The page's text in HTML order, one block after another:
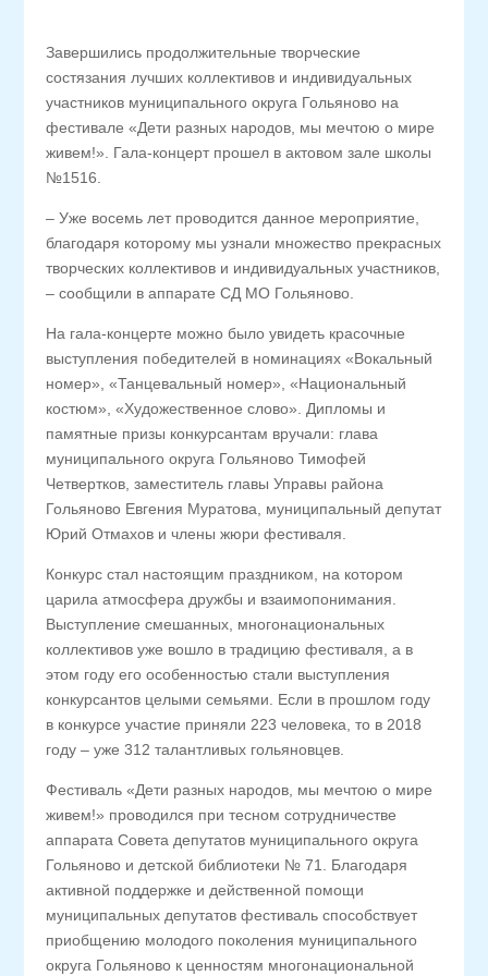
Завершились продолжительные творческие
состязания лучших коллективов и индивидуальных
участников муниципального округа Гольяново на
фестивале «Дети разных народов, мы мечтою о мире
живем!». Гала-концерт прошел в актовом зале школы
№1516.
– Уже восемь лет проводится данное мероприятие,
благодаря которому мы узнали множество прекрасных
творческих коллективов и индивидуальных участников,
– сообщили в аппарате СД МО Гольяново.
На гала-концерте можно было увидеть красочные
выступления победителей в номинациях «Вокальный
номер», «Танцевальный номер», «Национальный
костюм», «Художественное слово». Дипломы и
памятные призы конкурсантам вручали: глава
муниципального округа Гольяново Тимофей
Четвертков, заместитель главы Управы района
Гольяново Евгения Муратова, муниципальный депутат
Юрий Отмахов и члены жюри фестиваля.
Конкурс стал настоящим праздником, на котором
царила атмосфера дружбы и взаимопонимания.
Выступление смешанных, многонациональных
коллективов уже вошло в традицию фестиваля, а в
этом году его особенностью стали выступления
конкурсантов целыми семьями. Если в прошлом году
в конкурсе участие приняли 223 человека, то в 2018
году – уже 312 талантливых гольяновцев.
Фестиваль «Дети разных народов, мы мечтою о мире
живем!» проводился при тесном сотрудничестве
аппарата Совета депутатов муниципального округа
Гольяново и детской библиотеки № 71. Благодаря
активной поддержке и действенной помощи
муниципальных депутатов фестиваль способствует
приобщению молодого поколения муниципального
округа Гольяново к ценностям многонациональной